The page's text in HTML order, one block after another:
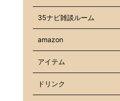
35ナビ雑談ルーム
amazon
アイテム
ドリンク